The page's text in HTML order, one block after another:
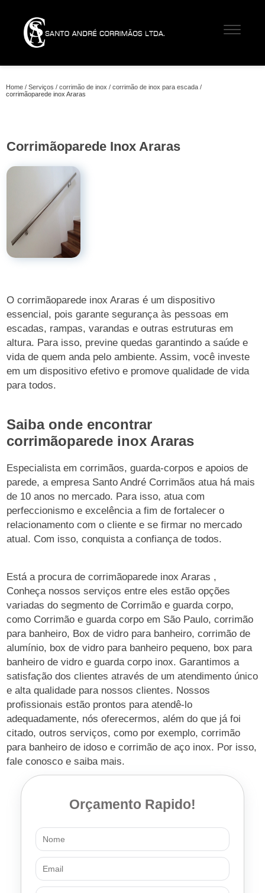
Home Serviços corrimão de inox
corrimão de inox para escada
corrimãoparede inox Araras
Corrimãoparede Inox Araras
O corrimãoparede inox Araras é um dispositivo
essencial, pois garante segurança às pessoas em
escadas, rampas, varandas e outras estruturas em
altura. Para isso, previne quedas garantindo a saúde e
vida de quem anda pelo ambiente. Assim, você investe
em um dispositivo efetivo e promove qualidade de vida
para todos.
Saiba onde encontrar
corrimãoparede inox Araras
Especialista em corrimãos, guarda-corpos e apoios de
parede, a empresa Santo André Corrimãos atua há mais
de 10 anos no mercado. Para isso, atua com
perfeccionismo e excelência a fim de fortalecer o
relacionamento com o cliente e se firmar no mercado
atual. Com isso, conquista a confiança de todos.
Está a procura de corrimãoparede inox Araras ,
Conheça nossos serviços entre eles estão opções
variadas do segmento de Corrimão e guarda corpo,
como Corrimão e guarda corpo em São Paulo, corrimão
para banheiro, Box de vidro para banheiro, corrimão de
alumínio, box de vidro para banheiro pequeno, box para
banheiro de vidro e guarda corpo inox. Garantimos a
satisfação dos clientes através de um atendimento único
e alta qualidade para nossos clientes. Nossos
profissionais estão prontos para atendê-lo
adequadamente, nós oferecermos, além do que já foi
citado, outros serviços, como por exemplo, corrimão
para banheiro de idoso e corrimão de aço inox. Por isso,
fale conosco e saiba mais.
Orçamento Rapido!